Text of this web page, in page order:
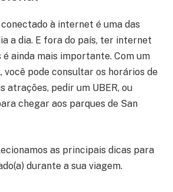
à internet é uma das
a dia. E fora do país, ter internet
ainda mais importante. Com um
pode consultar os horários de
atrações, pedir um UBER, ou
chegar aos parques de San
as principais dicas para
durante a sua viagem.